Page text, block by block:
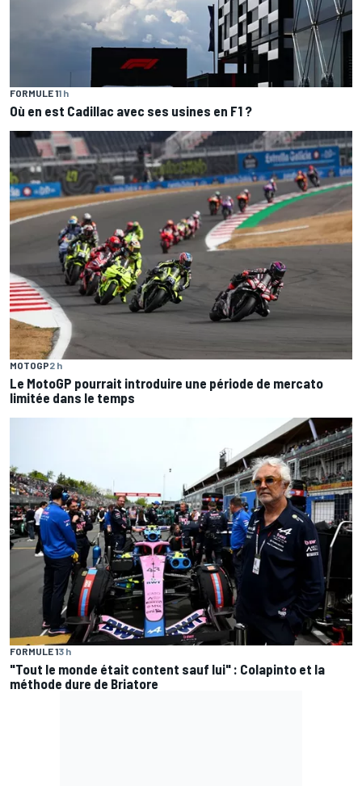
FORMULE 11 h
Où en est Cadillac avec ses usines en F1 ?
MOTOGP2 h
Le MotoGP pourrait introduire une période de mercato
limitée dans le temps
FORMULE 13 h
"Tout le monde était content sauf lui" : Colapinto et la
méthode dure de Briatore